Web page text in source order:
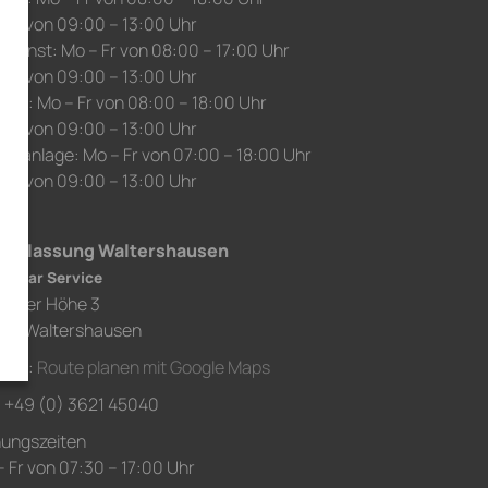
Sa von 09:00 – 13:00 Uhr
Mo – Fr von 08:00 – 17:00 Uhr
Sa von 09:00 – 13:00 Uhr
Mo – Fr von 08:00 – 18:00 Uhr
Sa von 09:00 – 13:00 Uhr
Mo – Fr von 07:00 – 18:00 Uhr
Sa von 09:00 – 13:00 Uhr
Waltershausen
Car Service
Höhe 3
Waltershausen
Route planen mit Google Maps
+49 (0) 3621 45040
Fr von 07:30 – 17:00 Uhr